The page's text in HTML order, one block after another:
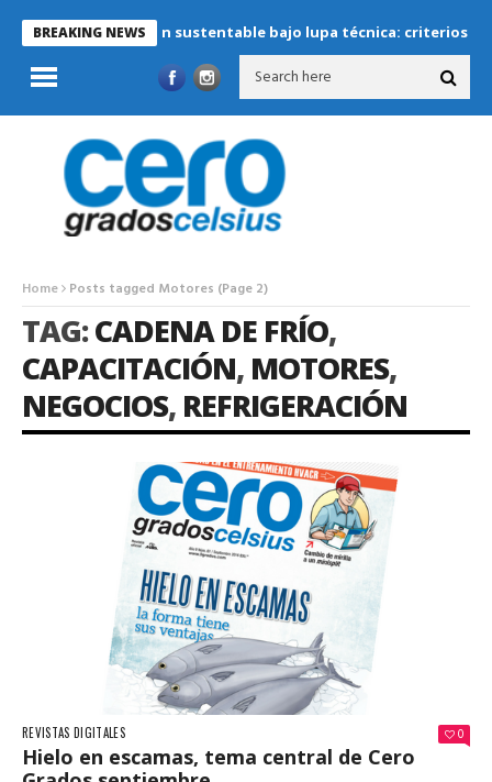
BREAKING NEWS
Refrigeración sustentable bajo lupa técnica: criterios
Home Posts tagged Motores (Page 2)
TAG:CADENA DE FRÍO,
CAPACITACIÓN, MOTORES,
NEGOCIOS, REFRIGERACIÓN
REVISTAS DIGITALES 0
Hielo en escamas, tema central de Cero